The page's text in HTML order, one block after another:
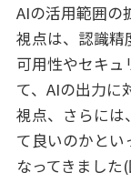
AIの活用範囲の
視点は、認識精
可用性やセキュ
て、AIの出力に
視点、さらには
て良いのかとい
なってきました(